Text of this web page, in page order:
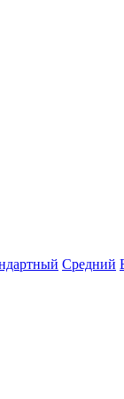
Средний